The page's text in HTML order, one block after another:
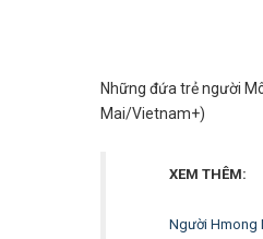
Những đứa trẻ người
Mai/Vietnam+)
XEM THÊM:
Người Hmong